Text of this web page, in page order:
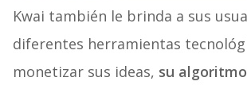
Kwai también le brinda a sus
diferentes herramientas
monetizar sus ideas, su